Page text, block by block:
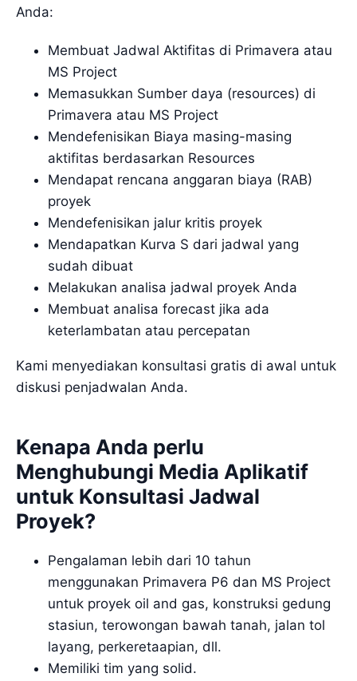
Anda:
Membuat Jadwal Aktifitas di Primavera atau
MS Project
Memasukkan Sumber daya (resources) di
Primavera atau MS Project
Mendefenisikan Biaya masing-masing
aktifitas berdasarkan Resources
Mendapat rencana anggaran biaya (RAB)
proyek
Mendefenisikan jalur kritis proyek
Mendapatkan Kurva S dari jadwal yang
sudah dibuat
Melakukan analisa jadwal proyek Anda
Membuat analisa forecast jika ada
keterlambatan atau percepatan
Kami menyediakan konsultasi gratis di awal untuk
diskusi penjadwalan Anda.
Kenapa Anda perlu
Menghubungi Media Aplikatif
untuk Konsultasi Jadwal
Proyek?
Pengalaman lebih dari 10 tahun
menggunakan Primavera P6 dan MS Project
untuk proyek oil and gas, konstruksi gedung
stasiun, terowongan bawah tanah, jalan tol
layang, perkeretaapian, dll.
Memiliki tim yang solid.